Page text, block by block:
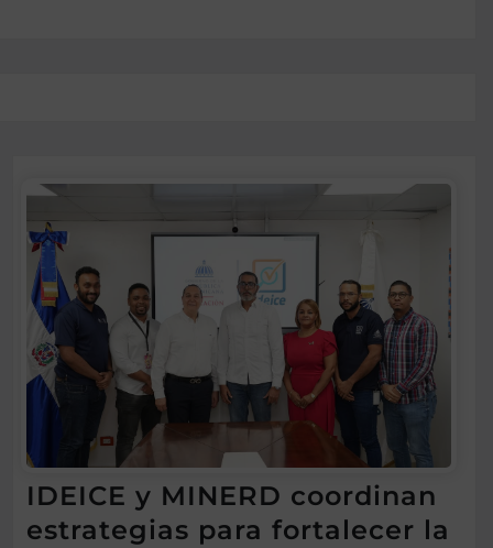
IDEICE y MINERD coordinan
estrategias para fortalecer la